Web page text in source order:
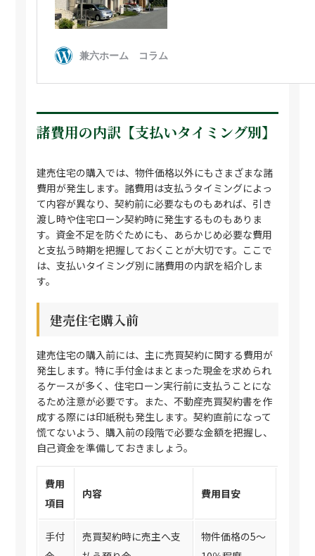
諸費用の内訳【支払いタイミング別】
建売住宅の購入では、物件価格以外にもさまざまな諸
費用が発生します。諸費用は支払うタイミングによっ
て内容が異なり、契約前に必要なものもあれば、引き
渡し時や住宅ローン契約時に発生するものもありま
す。資金不足を防ぐためにも、あらかじめ必要な費用
と支払う時期を把握しておくことが大切です。ここで
は、支払いタイミング別に諸費用の内訳を紹介しま
す。
建売住宅購入前
建売住宅の購入前には、主に売買契約に関する費用が
発生します。特に手付金はまとまった現金を求められ
るケースが多く、住宅ローン実行前に支払うことにな
るため注意が必要です。また、不動産売買契約書を作
成する際には印紙税も発生します。契約直前になって
慌てないよう、購入前の段階で必要な金額を把握し、
自己資金を準備しておきましょう。
費用
項目
内容 費用目安
手付
売買契約時に売主へ支
物件価格の5〜